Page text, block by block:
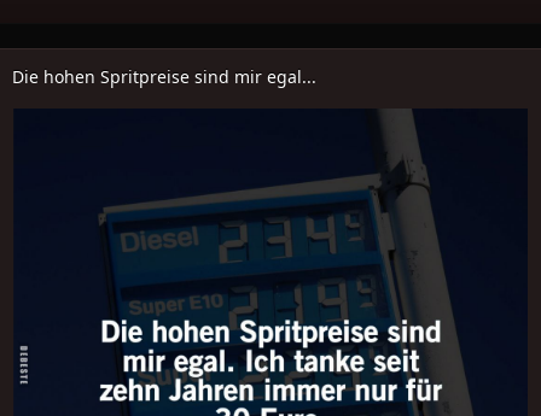
Die hohen Spritpreise sind mir egal...